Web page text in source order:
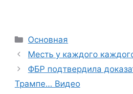
Рубрики
Основная
Месть у каждого
ФБР подтвердила
Трампе… Видео